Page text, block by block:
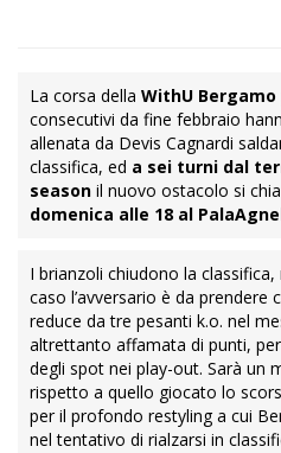
La corsa della WithU Bergamo
consecutivi da fine febbraio
allenata da Devis Cagnardi
classifica, ed a sei turni dal
season il nuovo ostacolo si
domenica alle 18 al
I brianzoli chiudono la
caso l’avversario è da prendere
reduce da tre pesanti k.o. nel
altrettanto affamata di punti,
degli spot nei play-out. Sarà un
rispetto a quello giocato lo
per il profondo restyling a cui
nel tentativo di rialzarsi in